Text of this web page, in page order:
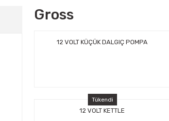
Gross
12 VOLT KÜÇÜK DALGIÇ POMPA
Tükendi
12 VOLT KETTLE